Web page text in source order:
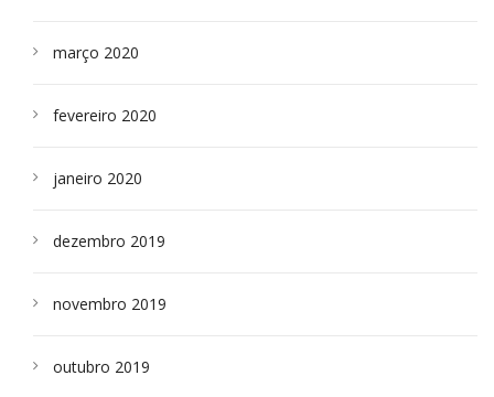
março 2020
fevereiro 2020
janeiro 2020
dezembro 2019
novembro 2019
outubro 2019